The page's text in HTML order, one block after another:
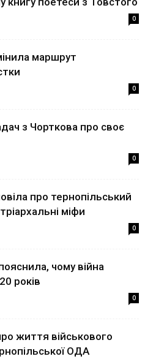
0
маршрут
0
з Чорткова про своє
0
про тернопільський
міфи
0
чому війна
років
0
життя військового
ОДА